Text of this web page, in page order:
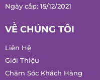
phố Hồ Chí Minh, Việt Nam.
Cơ quan cấp: Sở Công
Ngày cấp: 15/12/2021
VỀ CHÚNG TÔI